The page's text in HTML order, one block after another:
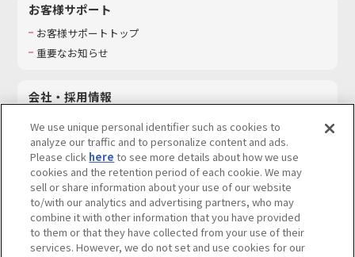
お客様サポート
お客様サポートトップ
重要なお知らせ
会社・採用情報
採用情報
サステナビリティ
お問い合わせ
ウェブサイトご利用条件 ソーシャルメディアポリシー
We use unique personal identifier such as cookies to
analyze our traffic and to personalize content and ads.
Please click here to see more details about how we use
cookies and the retention period of each cookie. We may
sell or share information about your use of our website
to/with our analytics and advertising partners, who may
combine it with other information that you have provided
to them or that they have collected from your use of their
services. However, we do not set and use cookies for our